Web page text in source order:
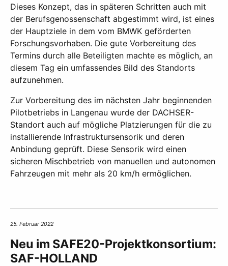
Dieses Konzept, das in späteren Schritten auch mit
der Berufsgenossenschaft abgestimmt wird, ist eines
der Hauptziele in dem vom BMWK geförderten
Forschungsvorhaben. Die gute Vorbereitung des
Termins durch alle Beteiligten machte es möglich, an
diesem Tag ein umfassendes Bild des Standorts
aufzunehmen.
Zur Vorbereitung des im nächsten Jahr beginnenden
Pilotbetriebs in Langenau wurde der DACHSER-
Standort auch auf mögliche Platzierungen für die zu
installierende Infrastruktursensorik und deren
Anbindung geprüft. Diese Sensorik wird einen
sicheren Mischbetrieb von manuellen und autonomen
Fahrzeugen mit mehr als 20 km/h ermöglichen.
25. Februar 2022
Neu im SAFE20-Projektkonsortium:
SAF-HOLLAND